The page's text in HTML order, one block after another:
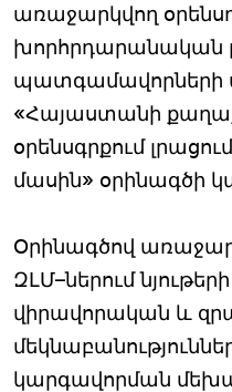
առաջարկվող
խորհրդարանական
«Հայաստանի
օրենսգրքում
մասին» օրինագծի
Օրինագծով
ԶԼՄ–ներում
վիրավորական և
կարգավորման